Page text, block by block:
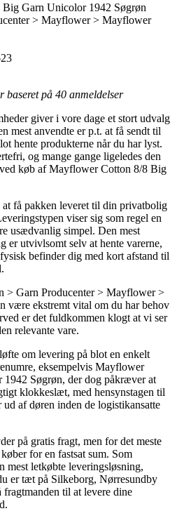
Garn Unicolor 1942 Søgrøn
> Mayflower > Mayflower
baseret på 40 anmeldelser
giver i vore dage et stort udvalg
mest anvendte er p.t. at få sendt til
hente produkterne når du har lyst.
og mange gange ligeledes den
køb af Mayflower Cotton 8/8 Big
få pakken leveret til din privatbolig
viser sig som regel en
usædvanlig simpel. Den mest
er utvivlsomt selv at hente varerne,
befinder dig med kort afstand til
> Garn Producenter > Mayflower >
være ekstremt vital om du har behov
er det fuldkommen klogt at vi ser
relevante vare.
om levering på blot en enkelt
eksempelvis Mayflower
Søgrøn, der dog påkræver at
klokkeslæt, med hensynstagen til
ud af døren inden de logistikansatte
på gratis fragt, men for det meste
for en fastsat sum. Som
mest letkøbte leveringsløsning,
er tæt på Silkeborg, Nørresundby
til at levere dine